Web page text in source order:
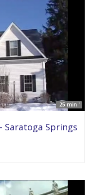
25 min '
Saratoga Springs